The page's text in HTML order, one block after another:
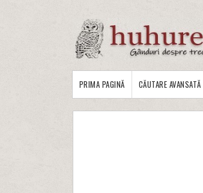
PRIMA PAGINĂ CĂUTARE AVANSATĂ